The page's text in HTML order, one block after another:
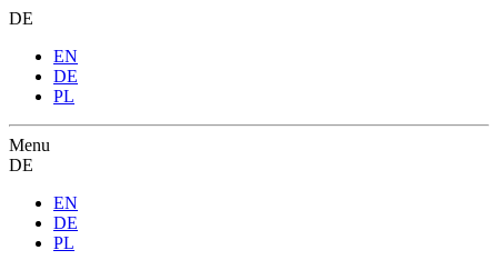
DE
EN
DE
PL
Menu
DE
EN
DE
PL